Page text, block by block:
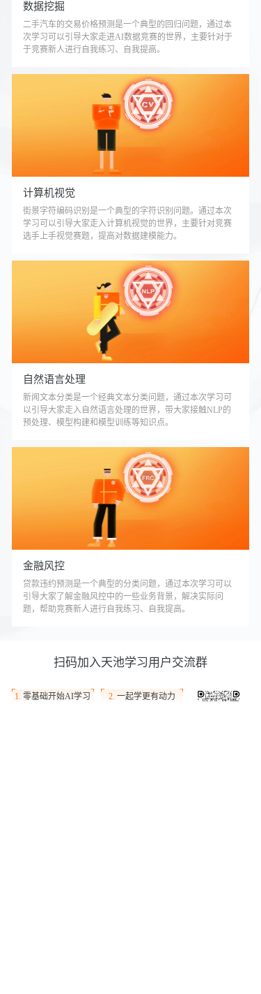
数据挖掘
二手汽车的交易价格预测是一个典型的回归问题，通过本
次学习可以引导大家走进AI数据竞赛的世界，主要针对于
于竞赛新人进行自我练习、自我提高。
计算机视觉
街景字符编码识别是一个典型的字符识别问题。通过本次
学习可以引导大家走入计算机视觉的世界，主要针对竞赛
选手上手视觉赛题，提高对数据建模能力。
自然语言处理
新闻文本分类是一个经典文本分类问题，通过本次学习可
以引导大家走入自然语言处理的世界，带大家接触NLP的
预处理、模型构建和模型训练等知识点。
金融风控
贷款违约预测是一个典型的分类问题，通过本次学习可以
引导大家了解金融风控中的一些业务背景，解决实际问
题，帮助竞赛新人进行自我练习、自我提高。
扫码加入天池学习用户交流群
1. 零基础开始AI学习 2. 一起学更有动力